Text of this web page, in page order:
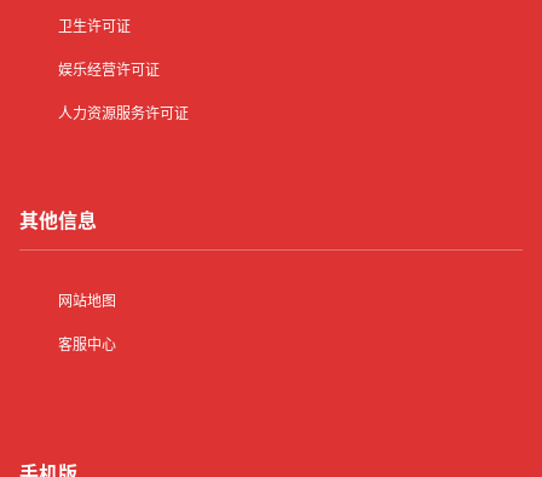
卫生许可证
娱乐经营许可证
人力资源服务许可证
其他信息
网站地图
客服中心